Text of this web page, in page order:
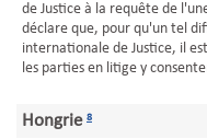
de Justice à la requête de
déclare que, pour qu'un tel
internationale de Justice, il
les parties en litige y
Hongrie 8